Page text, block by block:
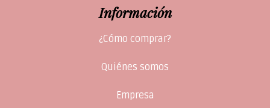
Información
¿Cómo comprar?
Quiénes somos
Empresa